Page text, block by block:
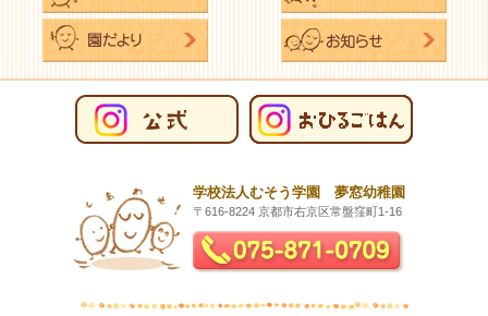
学校法人むそう学園 夢窓幼稚園
〒616-8224 京都市右京区常盤窪町1-16